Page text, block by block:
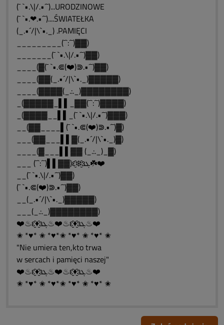
(¯ `•.\|/.•´¯)...URODZINOWE
(¯ `•.❤.•´¯)....ŚWIATEŁKA
(_.•´/|\`•._) .PAMIĘCI
_________(¯`:´¯)▓▓)
_______(¯ `•.\|/.•´¯)▓▓)
____(▓(¯ `•.⋐(❤️)⋑.•´¯)▓▓)
____(▓▓(_.•´/|\`•._)▓▓▓▓▓)
____(▓▓▓▓(_.:._)▓▓▓▓▓▓▓▓)
_(▓▓▓▓▓_▌▌_▓▓(¯`:´¯)▓▓▓▓)
_(▓▓▓▓__▌▌_(¯ `•.\|/.•´¯)▓▓▓)
__(▓▓____▌(¯ `•.⋐(❤️)⋑.•´¯)▓)
___(▓▓___▌▌▓(_.•´/|\`•._)▓)
____(▓___▌▌▓▓ (_.:._)_▓)
___ (¯`:´¯)▌▌▓▓)ԑ̮̑❄️̮̑ɜܓ☘️❤️
__(¯ `•.\|/.•´¯)▓▓)
(¯ `•.⋐(❤️)⋑.•´¯)▓▓)
__(_.•´/|\`•._)▓▓▓▓▓)
___(_.:._)▓▓▓▓▓▓▓▓)
❤️♨ԑ̮̑♦̮̑ɜܓ♨❤️♨ԑ̮̑♦̮̑ɜܓ♨❤️
✬ *♥* ✬ *♥*✬ *♥* ✬ *♥* ✬
"Nie umiera ten,kto trwa
w sercach i pamięci naszej"
❤️♨ԑ̮̑♦̮̑ɜܓ♨❤️♨ԑ̮̑♦̮̑ɜܓ♨❤️
✬ *♥* ✬ *♥*✬ *♥* ✬ *♥* ✬